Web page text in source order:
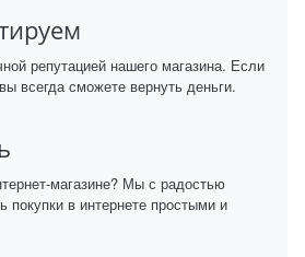
репутацией нашего магазина. Если
всегда сможете вернуть деньги.
магазине? Мы с радостью
покупки в интернете простыми и